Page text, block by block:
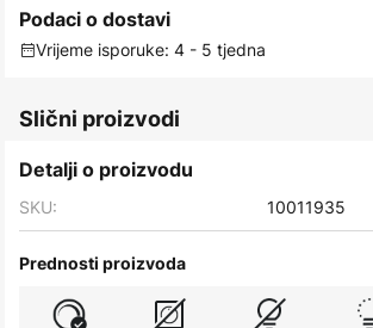
Podaci o dostavi
Vrijeme isporuke: 4 - 5 tjedna
Slični proizvodi
Detalji o proizvodu
SKU: 10011935
Prednosti proizvoda